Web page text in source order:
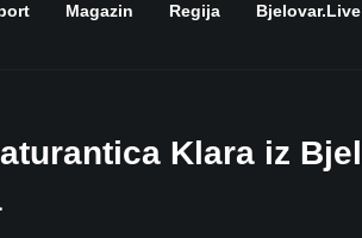
Magazin Regija Bjelovar.live
Klara iz